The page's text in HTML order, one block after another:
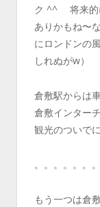
ク ^^ 将来的
ありかもね〜
にロンドンの
しれぬがw）
倉敷駅からは
倉敷インター
観光のついで
。。。。。。
もう一つは倉